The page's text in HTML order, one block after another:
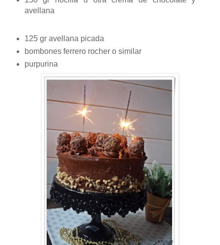
avellana
125 gr avellana picada
bombones ferrero rocher o similar
purpurina